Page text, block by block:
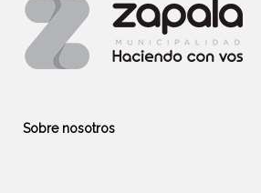
Sobre nosotros